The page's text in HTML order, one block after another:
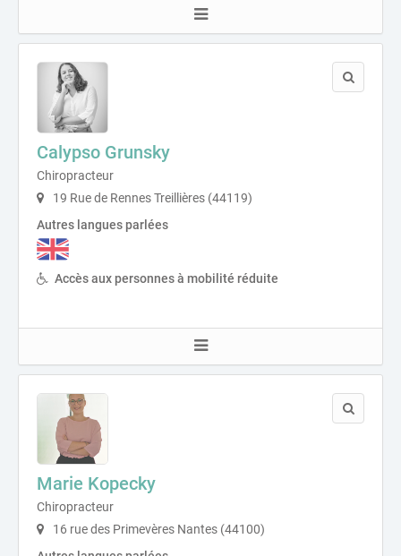
Calypso Grunsky
Chiropracteur
19 Rue de Rennes Treillières (44119)
Autres langues parlées
Accès aux personnes à mobilité réduite
Marie Kopecky
Chiropracteur
16 rue des Primevères Nantes (44100)